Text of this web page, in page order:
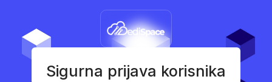
Sigurna prijava korisnika